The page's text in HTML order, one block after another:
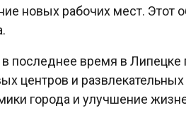
новых рабочих мест. Этот
последнее время в Липецке
центров и
города и улучшение